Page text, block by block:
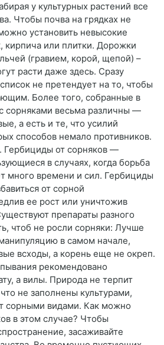
у культурных растений все
Чтобы почва на грядках не
установить невысокие
кирпича или плитки. Дорожки
(гравием, корой, щепой) –
расти даже здесь. Сразу
не претендует на то, чтобы
Более того, собранные в
сорняками весьма различны —
а есть и те, что усилий
способов немало противников.
Гербициды от сорняков —
в случаях, когда борьба
много времени и сил. Гербициды
от сорной
ее рост или уничтожив
препараты разного
чтоб не росли сорняки: Лучше
в самом начале,
всходы, а корень еще не окреп.
рекомендовано
а вилы. Природа не терпит
не заполнены культурами,
сорными видами. Как можно
в этом случае? Чтобы
засаживайте